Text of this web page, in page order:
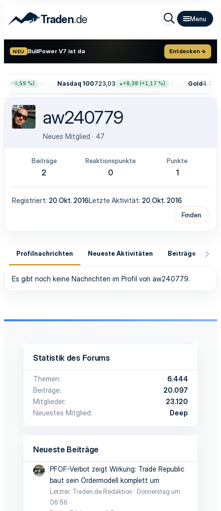
Traden.de
NEU BullPower V7 ist da Entdecken →
(+0,59 %) Nasdaq 100723,03 +8,38 (+1,17 %) Gold
aw240779
Neues Mitglied · 47
Beiträge
2
Reaktionspunkte
0
Punkte
1
Registriert 20 Okt. 2016Letzte Aktivität 20 Okt. 2016
Finden
Profilnachrichten Neueste Aktivitäten Beiträge
Es gibt noch keine Nachrichten im Profil von aw240779.
Statistik des Forums
Themen
6.444
Beiträge
20.097
Mitglieder
23.120
Neuestes Mitglied
Deep
Neueste Beiträge
PFOF-Verbot zeigt Wirkung: Trade Republic
baut sein Ordermodell komplett um
Letzter: Traden.de Redaktion
Donnerstag um
06:56